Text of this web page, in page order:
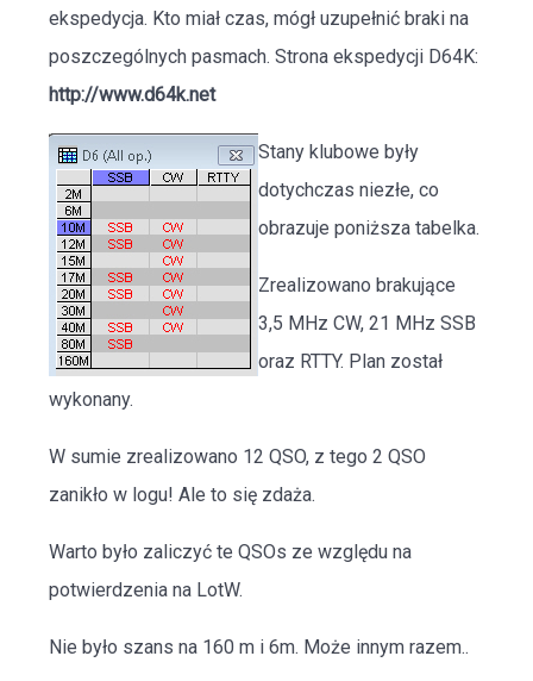
ekspedycja. Kto miał czas, mógł uzupełnić braki na
poszczególnych pasmach. Strona ekspedycji D64K:
http://www.d64k.net
Stany klubowe były
dotychczas niezłe, co
obrazuje poniższa tabelka.
Zrealizowano brakujące
3,5 MHz CW, 21 MHz SSB
oraz RTTY. Plan został
wykonany.
W sumie zrealizowano 12 QSO, z tego 2 QSO
zanikło w logu! Ale to się zdaża.
Warto było zaliczyć te QSOs ze względu na
potwierdzenia na LotW.
Nie było szans na 160 m i 6m. Może innym razem..